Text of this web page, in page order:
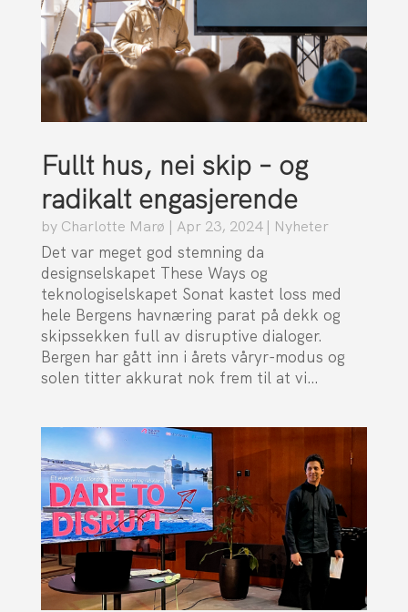
Fullt hus, nei skip – og
radikalt engasjerende
by Charlotte Marø | Apr 23, 2024| Nyheter
Det var meget god stemning da
designselskapet These Ways og
teknologiselskapet Sonat kastet loss med
hele Bergens havnæring parat på dekk og
skipssekken full av disruptive dialoger.
Bergen har gått inn i årets våryr-modus og
solen titter akkurat nok frem til at vi…